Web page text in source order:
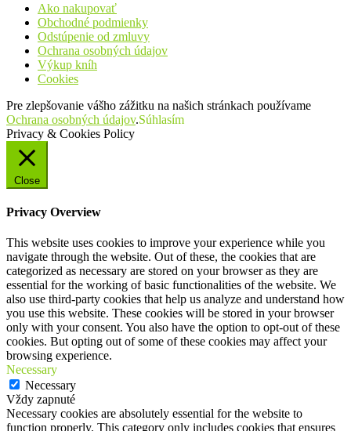
Ako nakupovať
Obchodné podmienky
Odstúpenie od zmluvy
Ochrana osobných údajov
Výkup kníh
Cookies
Pre zlepšovanie vášho zážitku na našich stránkach používame
Ochrana osobných údajov.Súhlasím
Privacy & Cookies Policy
Close
Privacy Overview
This website uses cookies to improve your experience while you
navigate through the website. Out of these, the cookies that are
categorized as necessary are stored on your browser as they are
essential for the working of basic functionalities of the website. We
also use third-party cookies that help us analyze and understand how
you use this website. These cookies will be stored in your browser
only with your consent. You also have the option to opt-out of these
cookies. But opting out of some of these cookies may affect your
browsing experience.
Necessary
Necessary
Vždy zapnuté
Necessary cookies are absolutely essential for the website to
function properly. This category only includes cookies that ensures